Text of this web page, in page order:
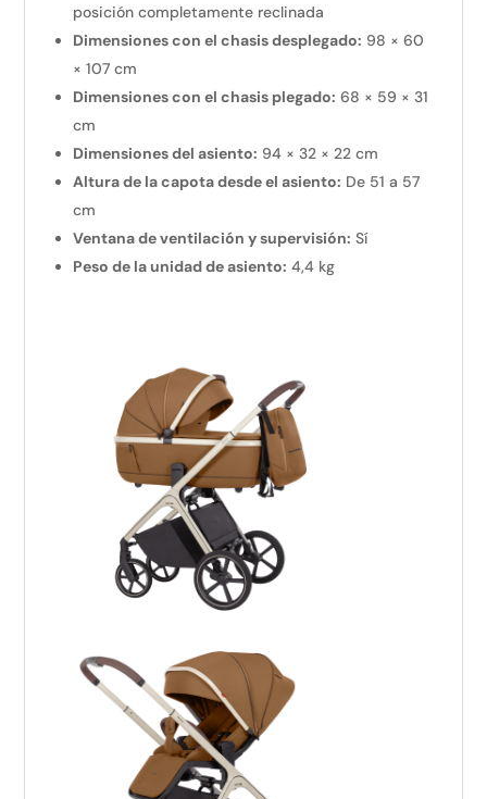
posición completamente reclinada
Dimensiones con el chasis desplegado: 98 × 60
× 107 cm
Dimensiones con el chasis plegado: 68 × 59 × 31
cm
Dimensiones del asiento: 94 × 32 × 22 cm
Altura de la capota desde el asiento: De 51 a 57
cm
Ventana de ventilación y supervisión: Sí
Peso de la unidad de asiento: 4,4 kg